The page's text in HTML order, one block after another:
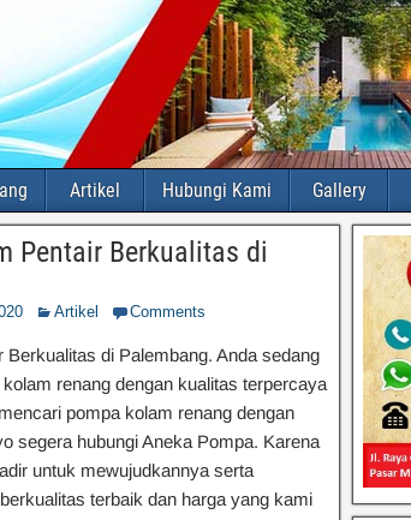
Artikel Hubungi Kami Gallery
Pentair Berkualitas di
Artikel Comments
di Palembang. Anda sedang
renang dengan kualitas terpercaya
pompa kolam renang dengan
segera hubungi Aneka Pompa. Karena
untuk mewujudkannya serta
terbaik dan harga yang kami